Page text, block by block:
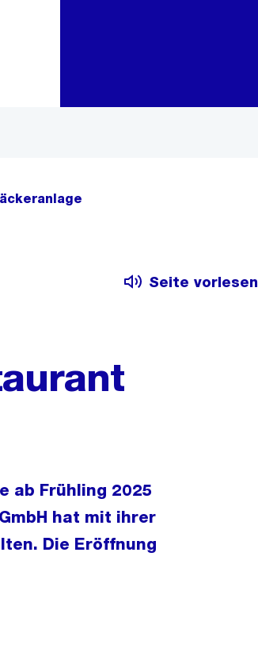
Seite vorlesen
ab Frühling 2025
hat mit ihrer
Die Eröffnung